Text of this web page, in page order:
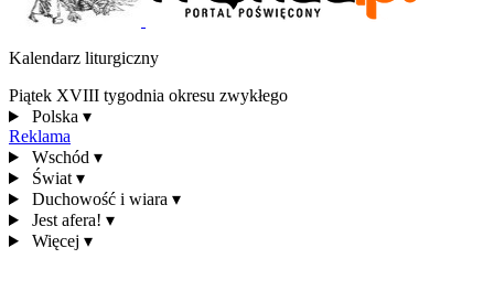
Kalendarz liturgiczny
Piątek XVIII tygodnia okresu zwykłego
Polska ▾
Reklama
Wschód ▾
Świat ▾
Duchowość i wiara ▾
Jest afera! ▾
Więcej ▾